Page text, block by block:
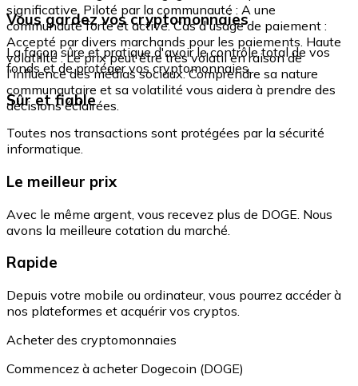
significative. Piloté par la communauté : A une
communauté forte et active. Cas d'usage de paiement :
Accepté par divers marchands pour les paiements. Haute
volatilité : Le prix peut être très volatil en raison de
l'influence des médias sociaux. Comprendre sa nature
communautaire et sa volatilité vous aidera à prendre des
décisions éclairées.
Vous gardez vos cryptomonnaies
La façon sûre et pratique d'avoir le contrôle total de vos
fonds et de protéger vos cryptomonnaies.
Sûr et fiable
Toutes nos transactions sont protégées par la sécurité
informatique.
Le meilleur prix
Avec le même argent, vous recevez plus de DOGE. Nous
avons la meilleure cotation du marché.
Rapide
Depuis votre mobile ou ordinateur, vous pourrez accéder à
nos plateformes et acquérir vos cryptos.
Acheter des cryptomonnaies
Commencez à acheter Dogecoin (DOGE)